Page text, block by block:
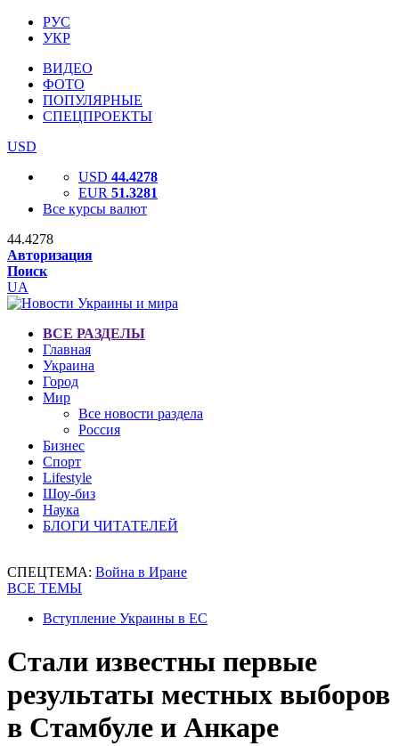
РУС
УКР
ВИДЕО
ФОТО
ПОПУЛЯРНЫЕ
СПЕЦПРОЕКТЫ
USD
USD 44.4278
EUR 51.3281
Все курсы валют
44.4278
Авторизация
Поиск
UA
ВСЕ РАЗДЕЛЫ
Главная
Украина
Город
Мир
Все новости раздела
Россия
Бизнес
Спорт
Lifestyle
Шоу-биз
Наука
БЛОГИ ЧИТАТЕЛЕЙ
СПЕЦТЕМА: Война в Иране
ВСЕ ТЕМЫ
Вступление Украины в ЕС
Стали известны первые
результаты местных выборов
в Стамбуле и Анкаре